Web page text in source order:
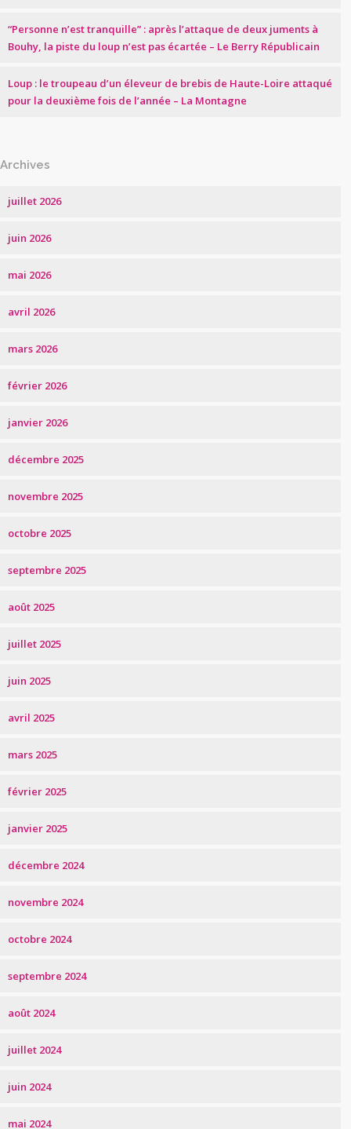
“Personne n’est tranquille” : après l’attaque de deux juments à
Bouhy, la piste du loup n’est pas écartée – Le Berry Républicain
Loup : le troupeau d’un éleveur de brebis de Haute-Loire attaqué
pour la deuxième fois de l’année – La Montagne
Archives
juillet 2026
juin 2026
mai 2026
avril 2026
mars 2026
février 2026
janvier 2026
décembre 2025
novembre 2025
octobre 2025
septembre 2025
août 2025
juillet 2025
juin 2025
avril 2025
mars 2025
février 2025
janvier 2025
décembre 2024
novembre 2024
octobre 2024
septembre 2024
août 2024
juillet 2024
juin 2024
mai 2024